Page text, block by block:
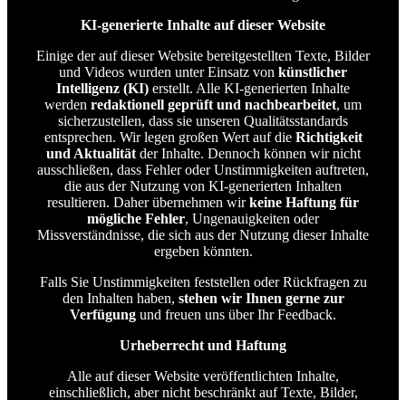
KI-generierte Inhalte auf dieser Website
Einige der auf dieser Website bereitgestellten Texte, Bilder
und Videos wurden unter Einsatz von künstlicher
Intelligenz (KI) erstellt. Alle KI-generierten Inhalte
werden redaktionell geprüft und nachbearbeitet, um
sicherzustellen, dass sie unseren Qualitätsstandards
entsprechen. Wir legen großen Wert auf die Richtigkeit
und Aktualitätder Inhalte. Dennoch können wir nicht
ausschließen, dass Fehler oder Unstimmigkeiten auftreten,
die aus der Nutzung von KI-generierten Inhalten
resultieren. Daher übernehmen wirkeine Haftung für
mögliche Fehler, Ungenauigkeiten oder
Missverständnisse, die sich aus der Nutzung dieser Inhalte
ergeben könnten.
Falls Sie Unstimmigkeiten feststellen oder Rückfragen zu
den Inhalten haben, stehen wir Ihnen gerne zur
Verfügung und freuen uns über Ihr Feedback.
Urheberrecht und Haftung
Alle auf dieser Website veröffentlichten Inhalte,
einschließlich, aber nicht beschränkt auf Texte, Bilder,